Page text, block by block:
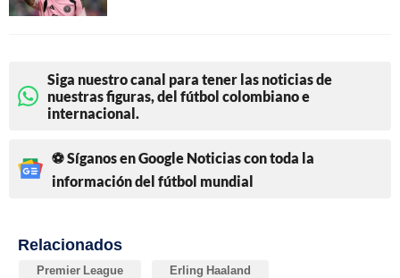
Siga nuestro canal para tener las noticias de
nuestras figuras, del fútbol colombiano e
internacional.
⚽ Síganos en Google Noticias con toda la
información del fútbol mundial
Relacionados
Premier League Erling Haaland